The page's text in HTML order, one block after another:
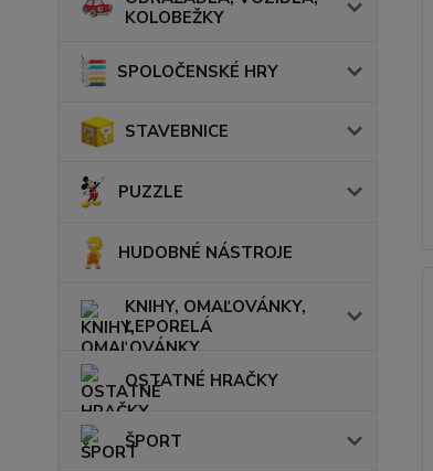
KOLOBEŽKY
SPOLOČENSKÉ HRY
STAVEBNICE
PUZZLE
HUDOBNÉ NÁSTROJE
KNIHY, OMAĽOVÁNKY,
LEPORELÁ
OSTATNÉ HRAČKY
ŠPORT